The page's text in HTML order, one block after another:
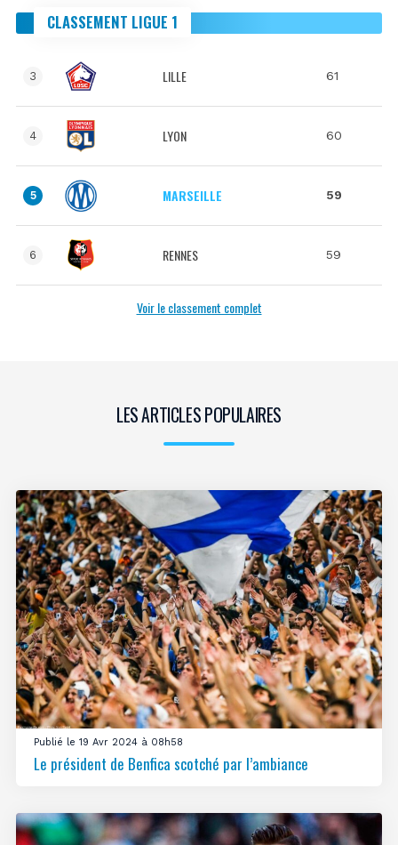
CLASSEMENT LIGUE 1
3 LILLE 61
4 LYON 60
5 MARSEILLE 59
6 RENNES 59
Voir le classement complet
LES ARTICLES POPULAIRES
Publié le 19 Avr 2024 à 08h58
Le président de Benfica scotché par l’ambiance